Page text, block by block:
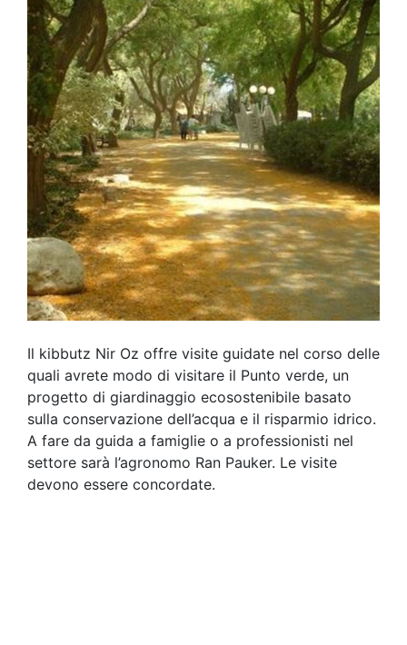
Il kibbutz Nir Oz offre visite guidate nel corso delle
quali avrete modo di visitare il Punto verde, un
progetto di giardinaggio ecosostenibile basato
sulla conservazione dell’acqua e il risparmio idrico.
A fare da guida a famiglie o a professionisti nel
settore sarà l’agronomo Ran Pauker. Le visite
devono essere concordate.